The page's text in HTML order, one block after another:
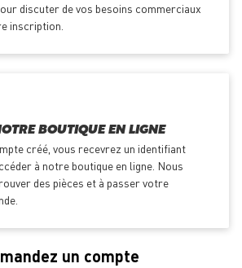
discuter de vos besoins commerciaux
inscription.
BOUTIQUE EN LIGNE
créé, vous recevrez un identifiant
à notre boutique en ligne. Nous
des pièces et à passer votre
un compte